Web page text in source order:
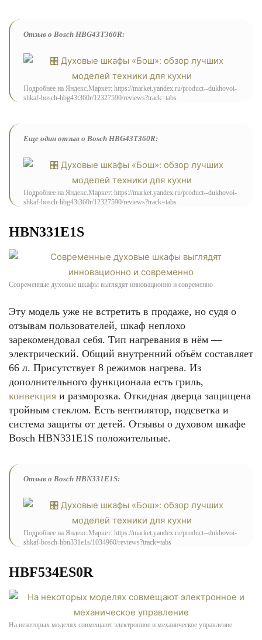
Отзыв о Bosch HBG43T360R:
Подробнее на Яндекс.Маркет: https://market.yandex.ru/product--dukhovoi-
shkaf-bosch-hbg43t360r/12327590/reviews?track=tabs
Еще один отзыв о Bosch HBG43T360R:
Подробнее на Яндекс.Маркет: https://market.yandex.ru/product--dukhovoi-
shkaf-bosch-hbg43t360r/12327590/reviews?track=tabs
HBN331E1S
Современные духовые шкафы выглядят инновационно и современно
Эту модель уже не встретить в продаже, но судя о
отзывам пользователей, шкаф неплохо
зарекомендовал себя. Тип нагревания в нём —
электрический. Общий внутренний объём составляет
66 л. Присутствует 8 режимов нагрева. Из
дополнительного функционала есть гриль,
конвекция и разморозка. Откидная дверца защищена
тройным стеклом. Есть вентилятор, подсветка и
система защиты от детей. Отзывы о духовом шкафе
Bosch HBN331E1S положительные.
Отзыв о Bosch HBN331E1S:
Подробнее на Яндекс.Маркет: https://market.yandex.ru/product--dukhovoi-
shkaf-bosch-hbn331e1s/1034960/reviews?track=tabs
HBF534ES0R
На некоторых моделях совмещают электронное и механическое управление